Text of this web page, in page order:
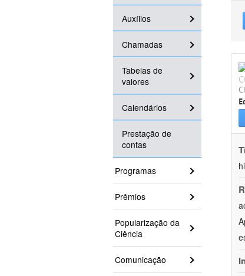
Auxílios
Chamadas
Tabelas de
valores
Calendários
Prestação de
contas
Programas
Prêmios
Popularização da
Ciência
Comunicação